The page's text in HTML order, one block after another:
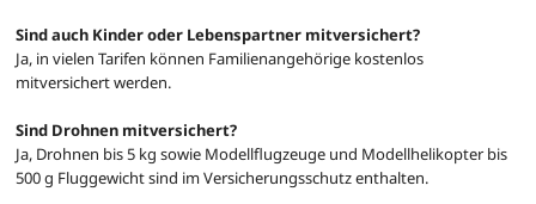
Sind auch Kinder oder Lebenspartner mitversichert?
Ja, in vielen Tarifen können Familienangehörige kostenlos
mitversichert werden.
Sind Drohnen mitversichert?
Ja, Drohnen bis 5 kg sowie Modellflugzeuge und Modellhelikopter bis
500 g Fluggewicht sind im Versicherungsschutz enthalten.